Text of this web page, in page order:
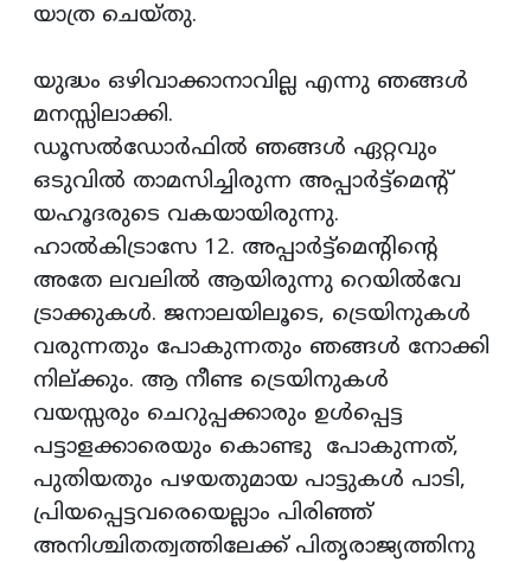
യാത്ര ചെയ്തു.
യുദ്ധം ഒഴിവാക്കാനാവില്ല എന്നു ഞങ്ങള്‍
മനസ്സിലാക്കി.
ഡൂസല്‍ഡോര്‍ഫില്‍ ഞങ്ങള്‍ ഏറ്റവും
ഒടുവില്‍ താമസിച്ചിരുന്ന അപ്പാര്‍ട്ട്‌മെന്റ്
യഹൂദരുടെ വകയായിരുന്നു.
ഹാല്‍കിട്രാസേ 12. അപ്പാര്‍ട്ട്‌മെന്റിന്റെ
അതേ ലവലില്‍ ആയിരുന്നു റെയില്‍വേ
ട്രാക്കുകള്‍. ജനാലയിലൂടെ, ട്രെയിനുകള്‍
വരുന്നതും പോകുന്നതും ഞങ്ങള്‍ നോക്കി
നില്ക്കും. ആ നീണ്ട ട്രെയിനുകള്‍
വയസ്സരും ചെറുപ്പക്കാരും ഉള്‍പ്പെട്ട
പട്ടാളക്കാരെയും കൊണ്ടു പോകുന്നത്,
പുതിയതും പഴയതുമായ പാട്ടുകള്‍ പാടി,
പ്രിയപ്പെട്ടവരെയെല്ലാം പിരിഞ്ഞ്
അനിശ്ചിതത്വത്തിലേക്ക് പിതൃരാജ്യത്തിനു